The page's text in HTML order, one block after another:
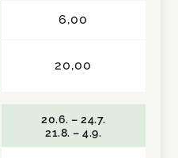
6,00
20,00
20.6. – 24.7.
21.8. – 4.9.